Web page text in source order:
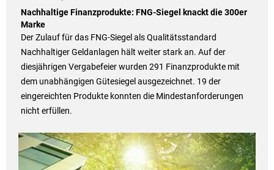
Nachhaltige Finanzprodukte: FNG-Siegel knackt die 300er
Marke
Der Zulauf für das FNG-Siegel als Qualitätsstandard
Nachhaltiger Geldanlagen hält weiter stark an. Auf der
diesjährigen Vergabefeier wurden 291 Finanzprodukte mit
dem unabhängigen Gütesiegel ausgezeichnet. 19 der
eingereichten Produkte konnten die Mindestanforderungen
nicht erfüllen.